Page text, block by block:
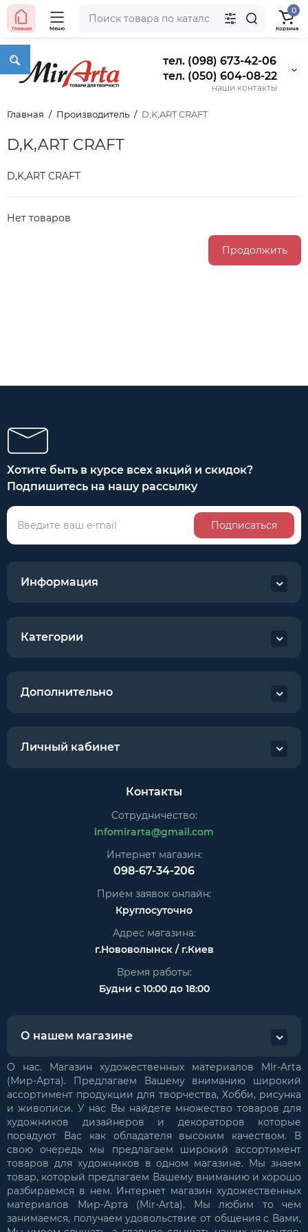
тел. (098) 673-42-06
тел. (050) 604-08-22
наши контакты
Главная Меню
0
Корзина
Главная Производитель D,K,ART CRAFT
D,K,ART CRAFT
D,K,ART CRAFT
Нет товаров
Продолжить
Хотите быть в курсе всех акций и скидок?
Подпишитесь на нашу рассылку
Подписаться
Информация
Категории
Дополнительно
Личный кабинет
Контакты
Сотрудничество:
infomirarta@gmail.com
Интернет магазин:
098-67-34-206
Прием заявок онлайн:
Круглосуточно
Адрес магазина:
г.Нововолынск / г.Киев
Время работы:
Будни с 10:00 до 18:00
О нашем магазине
О нас. Магазин художественных материалов MIr-Arta
(Мир-Арта). Предлагаем Вашему вниманию широкий
ассортимент продукции для творчества, Хобби, рисунка
и живописи. У нас Вы найдете множество товаров для
художников дизайнеров и декораторов которые
порадуют Вас как обладателя высоким качеством. В
свою очередь мы предлагаем широкий ассортимент
товаров для художников в одном магазине. Мы знаем
товар, который предлагаем Вашему вниманию и хорошо
разбираемся в нем. Интернет магазин художественных
материалов Мир-Арта (Mir-Arta). Мы любим то чем
занимаемся, получаем удовольствие от общения с Вами,